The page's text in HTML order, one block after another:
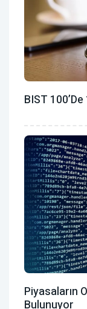
BIST
Piyasaların
Bulunuyor